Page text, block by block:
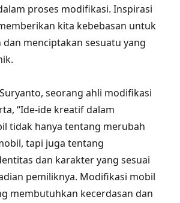
proses modifikasi. Inspirasi
kita kebebasan untuk
menciptakan sesuatu yang
seorang ahli modifikasi
“Ide-ide kreatif dalam
tidak hanya tentang merubah
tapi juga tentang
dan karakter yang sesuai
pemiliknya. Modifikasi mobil
membutuhkan kecerdasan dan